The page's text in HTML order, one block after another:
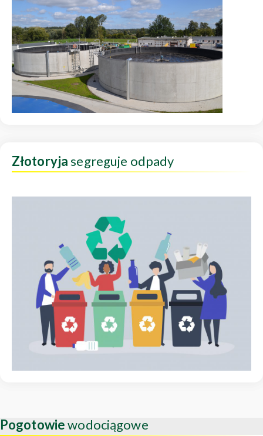
Złotoryjasegreguje odpady
Pogotowiewodociągowe